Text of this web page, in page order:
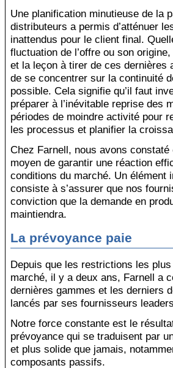
Une planification minutieuse de la
distributeurs a permis d’atténuer
inattendus pour le client final.
fluctuation de l’offre ou son
et la leçon à tirer de ces dernières
de se concentrer sur la continuité
possible. Cela signifie qu’il faut
préparer à l’inévitable reprise des
périodes de moindre activité pour
les processus et planifier la
Chez Farnell, nous avons constaté
moyen de garantir une réaction
conditions du marché. Un élément
consiste à s’assurer que nos
conviction que la demande en
maintiendra.
La prévoyance paie
Depuis que les restrictions les
marché, il y a deux ans, Farnell a
dernières gammes et les derniers
lancés par ses fournisseurs
Notre force constante est le
prévoyance qui se traduisent par
et plus solide que jamais,
composants passifs.